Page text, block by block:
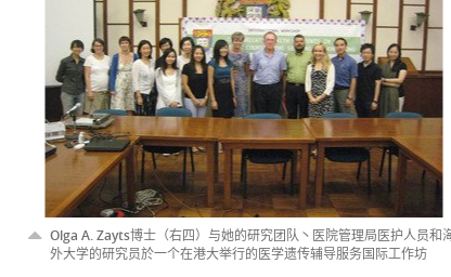
Olga A. Zayts博士（右四）与她的研究团队丶医院管理局医护人员和
外大学的研究员於一个在港大举行的医学遗传辅导服务国际工作坊